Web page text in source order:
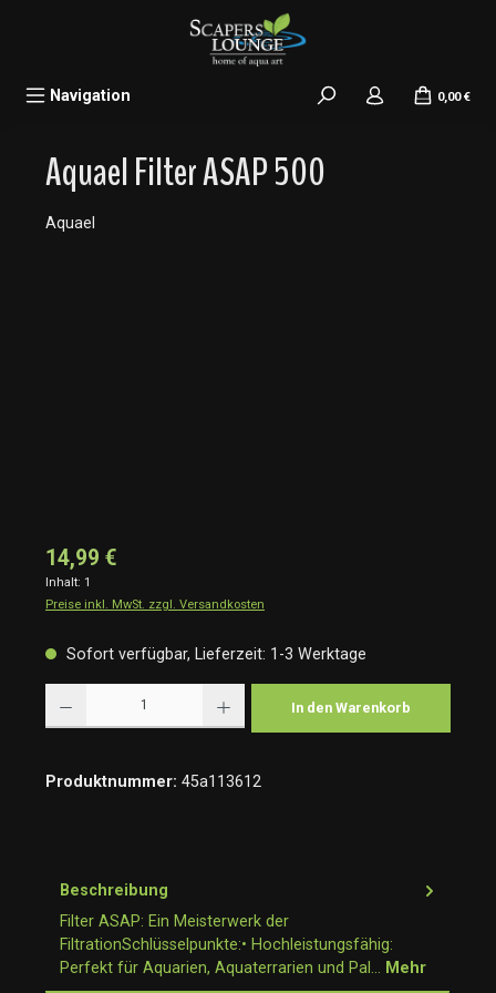
Navigation 0,00 €
Aquael Filter ASAP 500
Aquael
14,99 €
Inhalt: 1
Preise inkl. MwSt. zzgl. Versandkosten
Sofort verfügbar, Lieferzeit: 1-3 Werktage
In den Warenkorb
Produktnummer: 45a113612
Beschreibung
Filter ASAP: Ein Meisterwerk der
FiltrationSchlüsselpunkte:• Hochleistungsfähig:
Perfekt für Aquarien, Aquaterrarien und Pal… Mehr